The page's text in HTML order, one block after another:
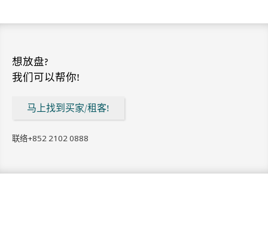
想放盘?
我们可以帮你!
马上找到买家/租客!
联络+852 2102 0888